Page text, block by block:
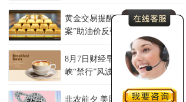
黄金交易提醒：伊朗“初步法
案”助油价反弹逾3%，金价小幅
承压，非农重磅来袭！
8月7日财经早餐：霍尔木兹海
峡“禁行”风波再起，油价急涨金
价承压，非农夜市场博弈加剧
非农前夕 美国劳动力市场数据拉